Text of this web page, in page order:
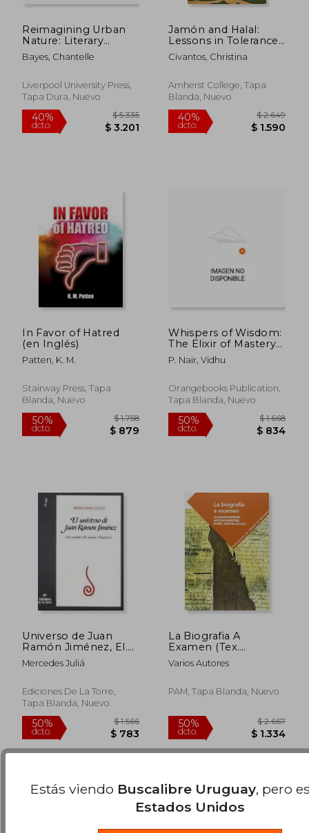
50% 40%
40%
dcto.
40%
dcto.
Reimagining Urban
Nature: Literary
Imaginaries for
Posthuman Cities (en
Bayes, Chantelle
Liverpool University Press,
Tapa Dura, Nuevo
dcto.
Jamón and Halal:
Lessons in Tolerance
from Rural Andalucía
(en Inglés)
Civantos, Christina
Amherst College, Tapa
Blanda, Nuevo
dcto.
In Favor of Hatred
(en Inglés)
Patten, K. M.
Stairway Press, Tapa
Blanda, Nuevo
Whispers of Wisdom:
The Elixir of Mastery
(en Inglés)
P. Nair, Vidhu
Orangebooks Publication,
Tapa Blanda, Nuevo
Universo de Juan
Ramón Jiménez, El.
Un estudio del
poema <Espacio>
Nuestro Mundo,
Logos)
Mercedes Juliá
Ediciones De La Torre,
Tapa Blanda, Nuevo
La Biografia A
Examen (Tex.
Estudios Cultura Cata)
Varios Autores
PAM, Tapa Blanda, Nuevo
Estás viendo Buscalibre Uruguay, pero
Estados Unidos